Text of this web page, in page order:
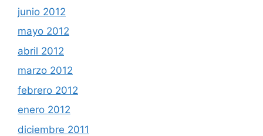
junio 2012
mayo 2012
abril 2012
marzo 2012
febrero 2012
enero 2012
diciembre 2011